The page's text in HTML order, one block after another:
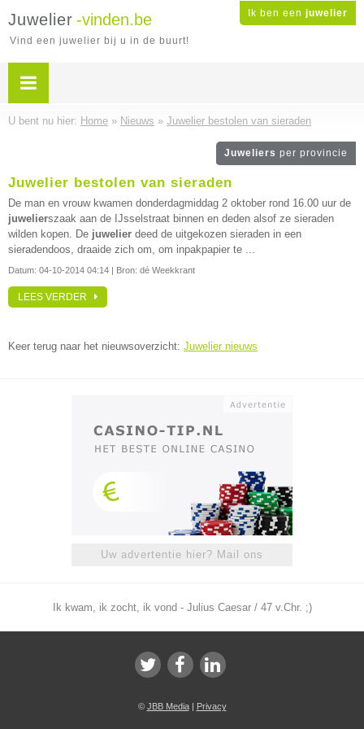
Ik ben een juwelier
Juwelier -vinden.be
Vind een juwelier bij u in de buurt!
U bent nu hier: Home » Nieuws » Juwelier bestolen van sieraden
Juweliers per provincie
Juwelier bestolen van sieraden
De man en vrouw kwamen donderdagmiddag 2 oktober rond 16.00 uur de
juwelierszaak aan de IJsselstraat binnen en deden alsof ze sieraden
wilden kopen. De juwelier deed de uitgekozen sieraden in een
sieradendoos, draaide zich om, om inpakpapier te ...
Datum: 04-10-2014 04:14 | Bron: dé Weekkrant
LEES VERDER
Keer terug naar het nieuwsoverzicht: Juwelier nieuws
Uw advertentie hier? Mail ons
Ik kwam, ik zocht, ik vond - Julius Caesar / 47 v.Chr. ;)
© JBB Media| Privacy